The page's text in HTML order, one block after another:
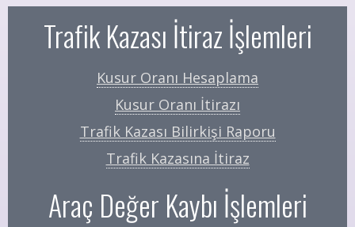
Trafik Kazası İtiraz İşlemleri
Kusur Oranı Hesaplama
Kusur Oranı İtirazı
Trafik Kazası Bilirkişi Raporu
Trafik Kazasına İtiraz
Araç Değer Kaybı İşlemleri